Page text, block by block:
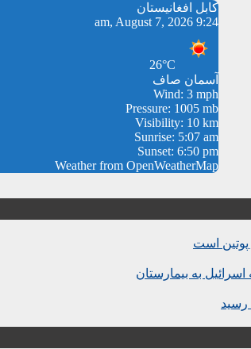
کابل افغانیستان
9:24 am, August 7, 2026
26°C
آسمان صاف
Wind: 3 mph
Pressure: 1005 mb
Visibility: 10 km
Sunrise: 5:07 am
Sunset: 6:50 pm
Weather from OpenWeatherMap
پوتین است